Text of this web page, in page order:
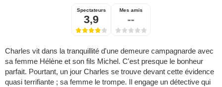
Spectateurs
3,9
Mes amis
--
Charles vit dans la tranquillité d'une demeure campagnarde avec
sa femme Hélène et son fils Michel. C'est presque le bonheur
parfait. Pourtant, un jour Charles se trouve devant cette évidence
quasi terrifiante ; sa femme le trompe. Il engage un détective qui